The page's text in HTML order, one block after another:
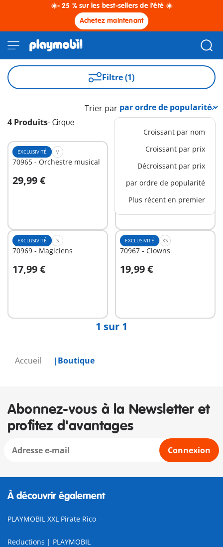
☀️- 25 % sur les best-sellers de l'été ☀️
Achetez maintenant
Accueil Boutique
Filtre (1)
4 Produits- Cirque
Trier par
Croissant par nom
Croissant par prix
Décroissant par prix
par ordre de popularité
Plus récent en premier
EXCLUSIVITÉ M
70965 - Orchestre musical
29,99 €
Au panier
EXCLUSIVITÉ M
70966 - Stand de
friandises
24,99 €
Au panier
EXCLUSIVITÉ S
70969 - Magiciens
17,99 €
Au panier
EXCLUSIVITÉ XS
70967 - Clowns
19,99 €
Au panier
1 sur 1
Abonnez-vous à la Newsletter et
profitez d'avantages
Connexion
À découvrir également
PLAYMOBIL XXL Pirate Rico
Reductions | PLAYMOBIL